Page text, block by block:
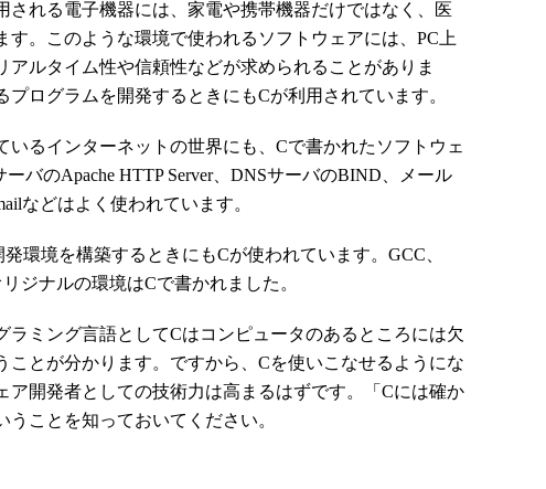
れる電子機器には、家電や携帯機器だけではなく、医
す。このような環境で使われるソフトウェアには、PC上
アルタイム性や信頼性などが求められることがありま
ログラムを開発するときにもCが利用されています。
るインターネットの世界にも、Cで書かれたソフトウェ
バのApache HTTP Server、DNSサーバのBIND、メール
などはよく使われています。
環境を構築するときにもCが使われています。GCC、
ジナルの環境はCで書かれました。
ミング言語としてCはコンピュータのあるところには欠
ことが分かります。ですから、Cを使いこなせるようにな
ア開発者としての技術力は高まるはずです。「Cには確か
ことを知っておいてください。